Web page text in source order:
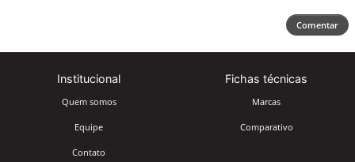
Comentar
Institucional
Quem somos
Equipe
Contato
Fichas técnicas
Marcas
Comparativo